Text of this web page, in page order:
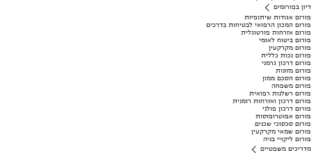
דיון בפורומים
פורום אגודות שיתופיות
פורום המכון הרפואי לבטיחות בדרכים
פורום אזרחות פורטוגלית
פורום ביטוח לאומי
פורום מקרקעין
פורום נכות כללית
פורום דרכון גרמני
פורום מזונות
פורום הסכם ממון
פורום משפחה
פורום רשלנות רפואית
פורום דרכון ואזרחות רומנית
פורום דרכון פולני
פורום אפוטרופוסות
פורום סכסוכי שכנים
פורום שמאי מקרקעין
פורום ליקויי בניה
מדריכים משפטיים